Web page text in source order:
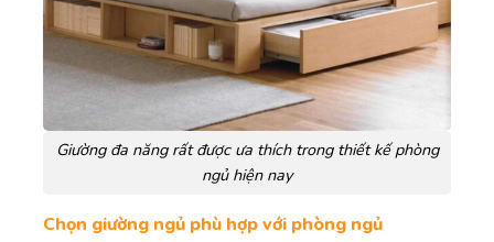
Giường đa năng rất được ưa thích trong thiết kế phòng
ngủ hiện nay
Chọn giường ngủ phù hợp với phòng ngủ